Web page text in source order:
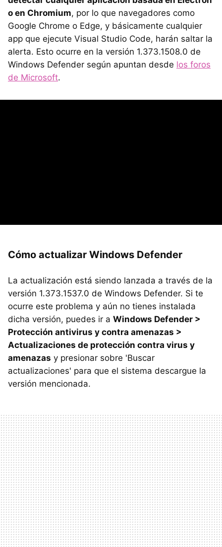
o en Chromium, por lo que navegadores como
Google Chrome o Edge, y básicamente cualquier
app que ejecute Visual Studio Code, harán saltar la
alerta. Esto ocurre en la versión 1.373.1508.0 de
Windows Defender según apuntan desde los foros
de Microsoft.
Cómo actualizar Windows Defender
La actualización está siendo lanzada a través de la
versión 1.373.1537.0 de Windows Defender. Si te
ocurre este problema y aún no tienes instalada
dicha versión, puedes ir a Windows Defender >
Protección antivirus y contra amenazas >
Actualizaciones de protección contra virus y
amenazas y presionar sobre 'Buscar
actualizaciones' para que el sistema descargue la
versión mencionada.